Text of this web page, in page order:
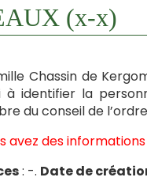
(x-x)
Chassin de
à identifier la
du conseil de
avez des
: -. Date de